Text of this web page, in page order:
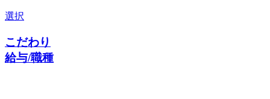
選択
こだわり
給与/職種